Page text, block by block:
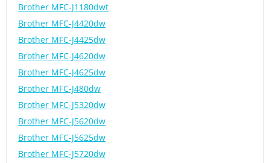
Brother MFC-J1180dwt
Brother MFC-J4420dw
Brother MFC-J4425dw
Brother MFC-J4620dw
Brother MFC-J4625dw
Brother MFC-J480dw
Brother MFC-J5320dw
Brother MFC-J5620dw
Brother MFC-J5625dw
Brother MFC-J5720dw